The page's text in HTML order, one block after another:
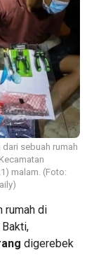
sebuah rumah
malam. (Foto:
rumah di
digerebek